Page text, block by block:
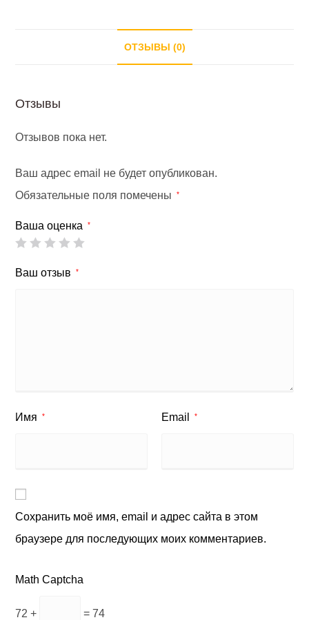
ОТЗЫВЫ (0)
Отзывы
Отзывов пока нет.
Ваш адрес email не будет опубликован.
Обязательные поля помечены
*
Ваша оценка *
Ваш отзыв *
Имя * Email *
Сохранить моё имя, email и адрес сайта в этом
браузере для последующих моих комментариев.
Math Captcha
72 + = 74